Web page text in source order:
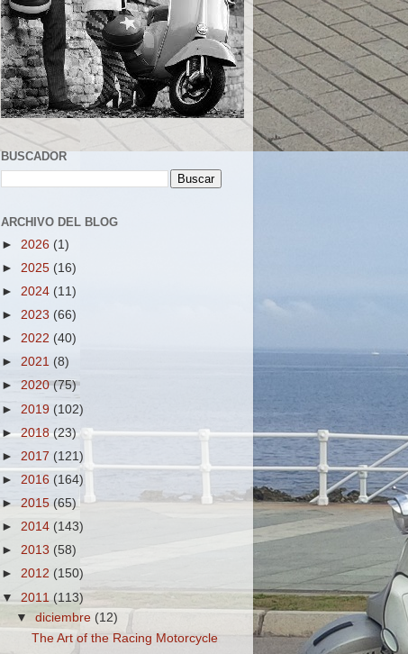
BUSCADOR
ARCHIVO DEL BLOG
► 2026 (1)
► 2025 (16)
► 2024 (11)
► 2023 (66)
► 2022 (40)
► 2021 (8)
► 2020(75)
► 2019 (102)
►2018(23)
► 2017 (121)
► 2016 (164)
► 2015 (65)
► 2014 (143)
► 2013 (58)
► 2012 (150)
▼ 2011 (113)
▼diciembre (12)
The Art of the Racing Motorcycle